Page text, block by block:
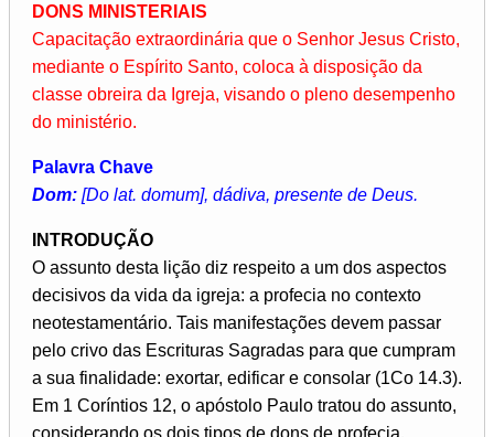
DONS MINISTERIAIS
Capacitação extraordinária que o Senhor Jesus Cristo,
mediante o Espírito Santo, coloca à disposição da
classe obreira da Igreja, visando o pleno desempenho
do ministério.
Palavra Chave
Dom: [Do lat. domum], dádiva, presente de Deus.
INTRODUÇÃO
O assunto desta lição diz respeito a um dos aspectos
decisivos da vida da igreja: a profecia no contexto
neotestamentário. Tais manifestações devem passar
pelo crivo das Escrituras Sagradas para que cumpram
a sua finalidade: exortar, edificar e consolar (1Co 14.3).
Em 1 Coríntios 12, o apóstolo Paulo tratou do assunto,
considerando os dois tipos de dons de profecia.